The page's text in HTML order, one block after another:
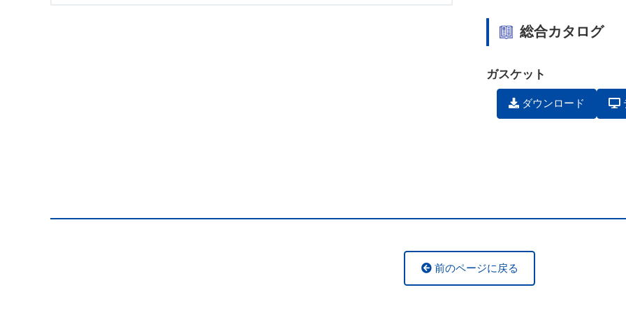
総合カタログ
ガスケット
ダウンロード
前のページに戻る